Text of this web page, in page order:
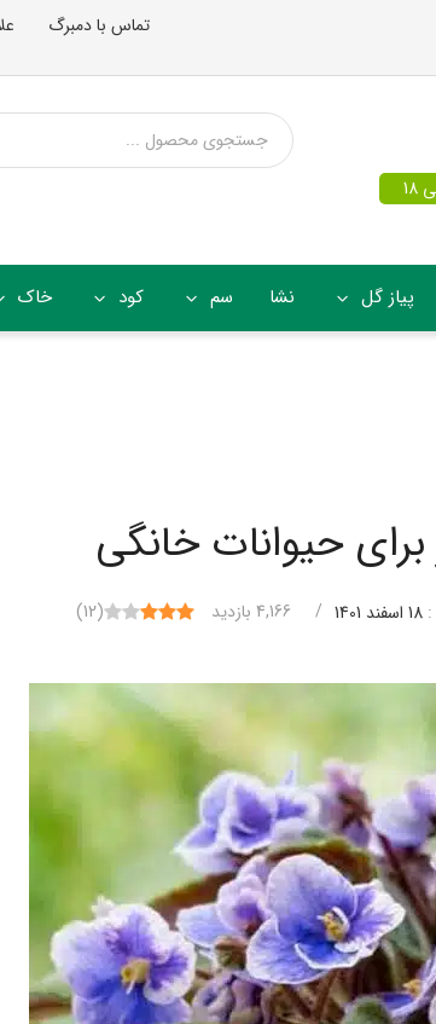
تماس با دمبرگ
پیاز گل نشا سم کود خاک
حیوانات خانگی
18 اسفند 1401 / 4,166 بازدید (
12
)